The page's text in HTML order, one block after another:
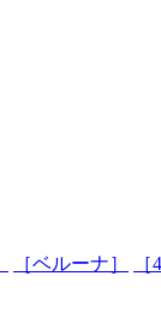
［ベルーナ］